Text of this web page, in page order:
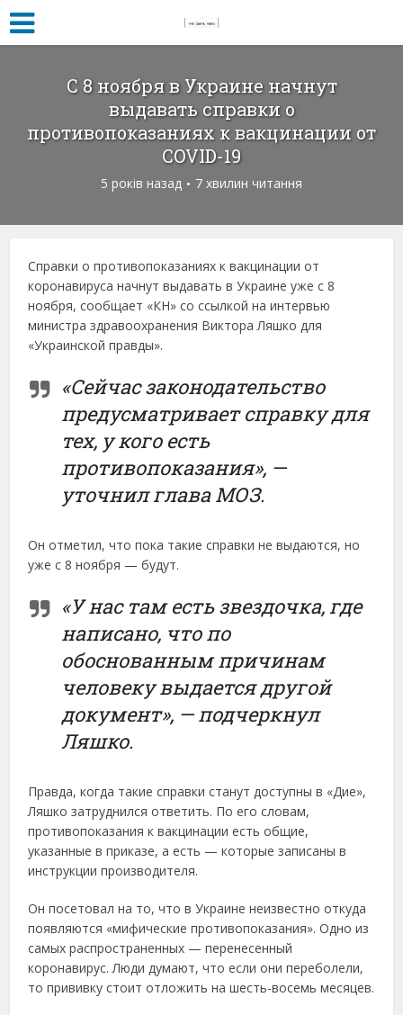
С 8 ноября в Украине начнут
выдавать справки о
противопоказаниях к вакцинации от
COVID-19
5 років назад 7 хвилин читання
Справки о противопоказаниях к вакцинации от
коронавируса начнут выдавать в Украине уже с 8
ноября, сообщает «КН» со ссылкой на интервью
министра здравоохранения Виктора Ляшко для
«Украинской правды».
«Сейчас законодательство
предусматривает справку для
тех, у кого есть
противопоказания», —
уточнил глава МОЗ.
Он отметил, что пока такие справки не выдаются, но
уже с 8 ноября — будут.
«У нас там есть звездочка, где
написано, что по
обоснованным причинам
человеку выдается другой
документ», — подчеркнул
Ляшко.
Правда, когда такие справки станут доступны в «Дие»,
Ляшко затруднился ответить. По его словам,
противопоказания к вакцинации есть общие,
указанные в приказе, а есть — которые записаны в
инструкции производителя.
Он посетовал на то, что в Украине неизвестно откуда
появляются «мифические противопоказания». Одно из
самых распространенных — перенесенный
коронавирус. Люди думают, что если они переболели,
то прививку стоит отложить на шесть-восемь месяцев.